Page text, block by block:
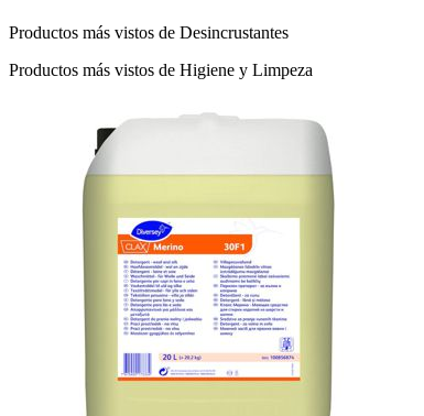
Productos más vistos de Desincrustantes
Productos más vistos de Higiene y Limpeza